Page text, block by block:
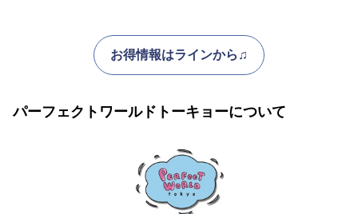
お得情報はラインから♫
パーフェクトワールドトーキョーについて